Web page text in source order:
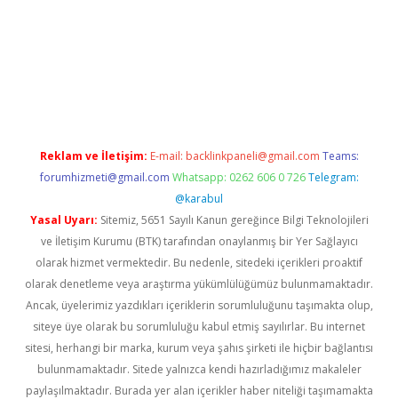
Reklam ve İletişim: E-mail: backlinkpaneli@gmail.com Teams:
forumhizmeti@gmail.com Whatsapp: 0262 606 0 726 Telegram:
@karabul
Yasal Uyarı: Sitemiz, 5651 Sayılı Kanun gereğince Bilgi Teknolojileri
ve İletişim Kurumu (BTK) tarafından onaylanmış bir Yer Sağlayıcı
olarak hizmet vermektedir. Bu nedenle, sitedeki içerikleri proaktif
olarak denetleme veya araştırma yükümlülüğümüz bulunmamaktadır.
Ancak, üyelerimiz yazdıkları içeriklerin sorumluluğunu taşımakta olup,
siteye üye olarak bu sorumluluğu kabul etmiş sayılırlar. Bu internet
sitesi, herhangi bir marka, kurum veya şahıs şirketi ile hiçbir bağlantısı
bulunmamaktadır. Sitede yalnızca kendi hazırladığımız makaleler
paylaşılmaktadır. Burada yer alan içerikler haber niteliği taşımamakta